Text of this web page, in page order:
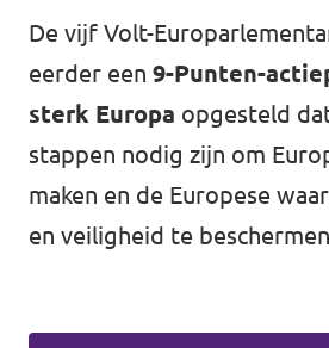
De vijf Volt-
eerder een 9-Punten-
sterk Europa opgesteld
stappen nodig zijn om
maken en de Europese
en veiligheid te